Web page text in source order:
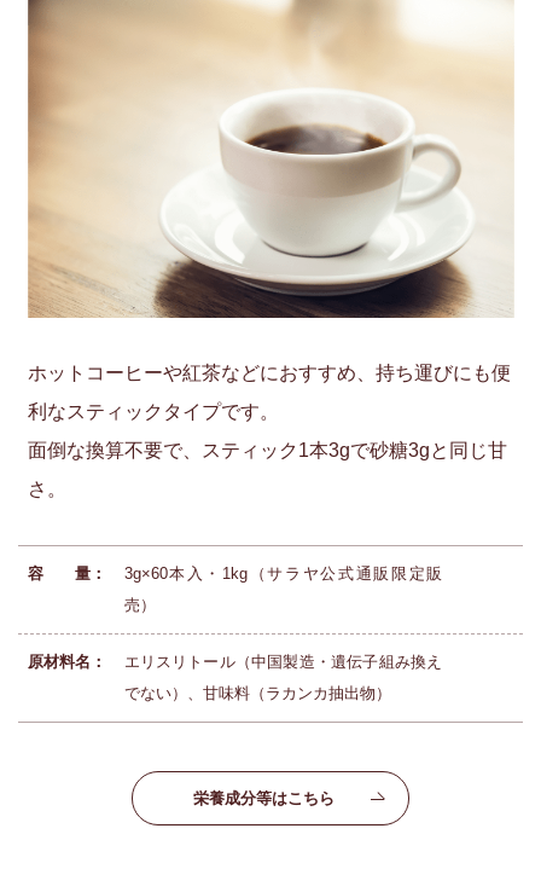
ホットコーヒーや紅茶などにおすすめ、持ち運びにも便
利なスティックタイプです。
面倒な換算不要で、スティック1本3gで砂糖3gと同じ甘
さ。
容 量：
3g×60本入・1kg（サラヤ公式通販限定販
売）
原材料名：
エリスリトール（中国製造・遺伝子組み換え
でない）、甘味料（ラカンカ抽出物）
栄養成分等はこちら